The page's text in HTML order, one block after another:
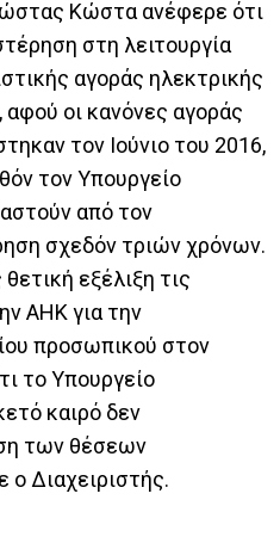
Κώστα ανέφερε ότι
στη λειτουργία
αγοράς ηλεκτρικής
οι κανόνες αγοράς
τον Ιούνιο του 2016,
τον Υπουργείο
από τον
σχεδόν τριών χρόνων.
εξέλιξη τις
ΑΗΚ για την
προσωπικού στον
το Υπουργείο
καιρό δεν
των θέσεων
Διαχειριστής.